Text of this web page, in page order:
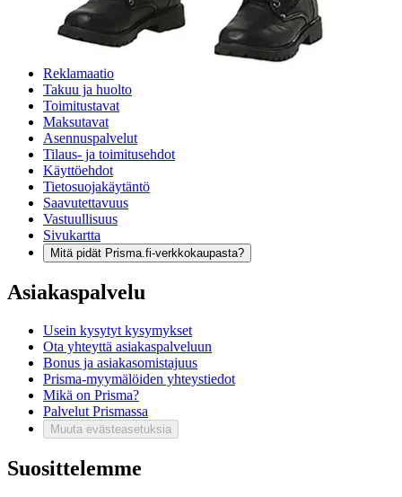
Ohjeet
Ensitilaajan pikaopas
Myymälänouto
Reklamaatio
Takuu ja huolto
Toimitustavat
Maksutavat
Asennuspalvelut
Tilaus- ja toimitusehdot
Käyttöehdot
Tietosuojakäytäntö
Saavutettavuus
Vastuullisuus
Sivukartta
Mitä pidät Prisma.fi-verkkokaupasta?
Asiakaspalvelu
Usein kysytyt kysymykset
Ota yhteyttä asiakaspalveluun
Bonus ja asiakasomistajuus
Prisma-myymälöiden yhteystiedot
Mikä on Prisma?
Palvelut Prismassa
Muuta evästeasetuksia
Suosittelemme